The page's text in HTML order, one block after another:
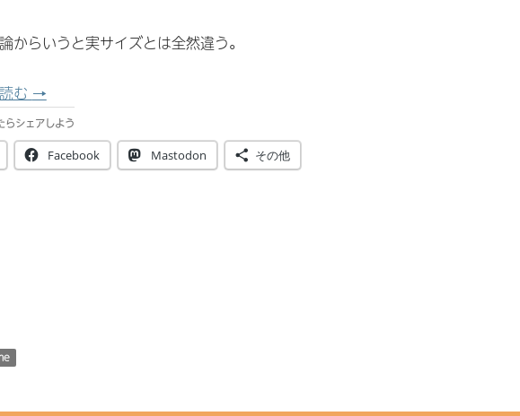
からいうと実サイズとは全然違う。
む Cache Storage がめちゃくちゃ肥大化する問題について調べる
→
らシェアしよう
Facebook Mastodon その他